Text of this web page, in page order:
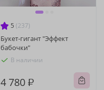
5 (237)
Букет-гигант "Эффект
бабочки"
В наличии
4 780 ₽